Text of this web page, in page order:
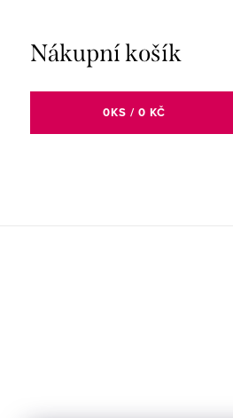
Nákupní košík
0KS / 0 KČ